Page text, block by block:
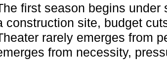
first season begins under
construction site, budget
rarely emerges from
from necessity,